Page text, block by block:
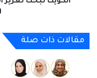
مقالات ذات صلة